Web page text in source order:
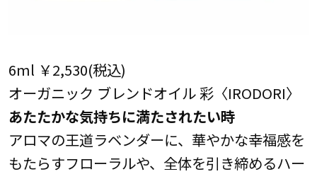
6ml ￥2,530(税込)
オーガニック ブレンドオイル 彩〈IRODORI〉
あたたかな気持ちに満たされたい時
アロマの王道ラベンダーに、華やかな幸福感を
もたらすフローラルや、全体を引き締めるハー